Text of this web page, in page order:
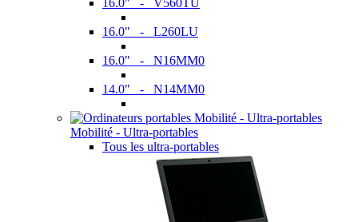
16.0" - V560TU
16.0" - L260LU
16.0" - N16MM0
14.0" - N14MM0
Mobilité - Ultra-portables
Tous les ultra-portables